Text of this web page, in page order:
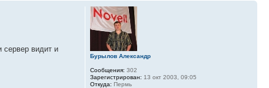
сервер видит и
Бурылов Александр
Сообщения: 302
Зарегистрирован: 13 окт 2003, 09:05
Откуда: Пермь